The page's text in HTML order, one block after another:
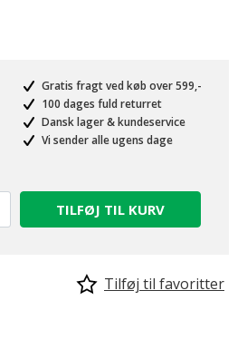
Gratis fragt ved køb over 599,-
100 dages fuld returret
Dansk lager & kundeservice
Vi sender alle ugens dage
TILFØJ TIL KURV
Tilføj til favoritter